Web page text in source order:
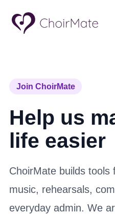
Join ChoirMate
Help us
life easier
ChoirMate builds tools
music, rehearsals,
everyday admin. We